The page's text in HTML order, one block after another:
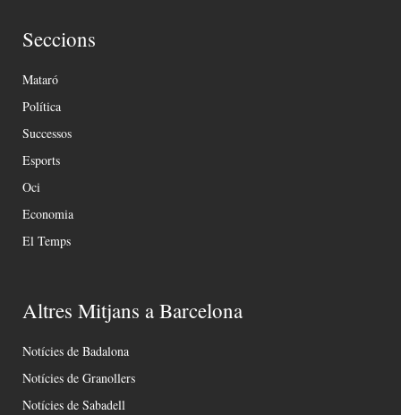
Seccions
Mataró
Política
Successos
Esports
Oci
Economia
El Temps
Altres Mitjans a Barcelona
Notícies de Badalona
Notícies de Granollers
Notícies de Sabadell